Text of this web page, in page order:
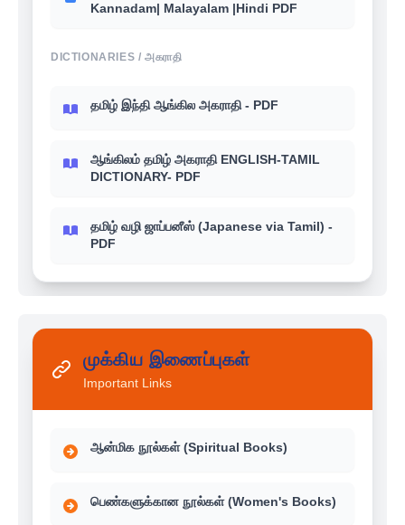
Kannadam| Malayalam |Hindi PDF
DICTIONARIES / அகராதி
தமிழ் இந்தி ஆங்கில அகராதி - PDF
ஆங்கிலம் தமிழ் அகராதி ENGLISH-TAMIL
DICTIONARY- PDF
தமிழ் வழி ஜாப்பனீஸ் (Japanese via Tamil) -
PDF
முக்கிய இணைப்புகள்
Important Links
ஆன்மிக நூல்கள் (Spiritual Books)
பெண்களுக்கான நூல்கள் (Women's Books)